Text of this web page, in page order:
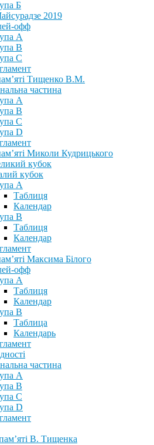
Б
2019
офф
А
В
С
Тищенко В.М.
частина
А
В
С
D
Миколи Кудрицького
кубок
кубок
А
Таблиця
Календар
В
Таблиця
Календар
Максима Білого
офф
А
Таблиця
Календар
В
Таблица
Календарь
частина
А
В
С
D
В. Тищенка